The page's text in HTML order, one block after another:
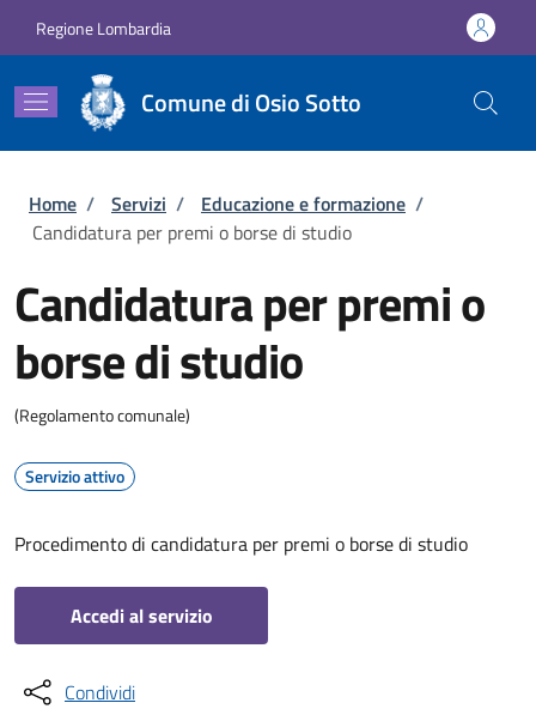
Regione Lombardia
Comune di Osio Sotto
Briciole di pane
Home / Servizi / Educazione e formazione /
Candidatura per premi o borse di studio
Candidatura per premi o
borse di studio
(Regolamento comunale)
Servizio attivo
Procedimento di candidatura per premi o borse di studio
Accedi al servizio
Condividi